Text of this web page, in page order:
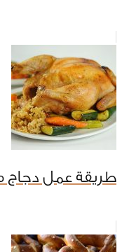
طريقة عمل دجاج